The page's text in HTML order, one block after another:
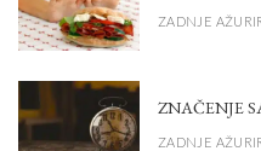
ZADNJE
ZNAČENJE
ZADNJE